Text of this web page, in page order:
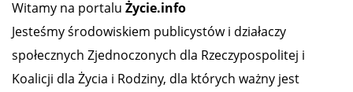
Witamy na portalu Życie.info
Jesteśmy środowiskiem publicystów i działaczy
społecznych Zjednoczonych dla Rzeczypospolitej i
Koalicji dla Życia i Rodziny, dla których ważny jest